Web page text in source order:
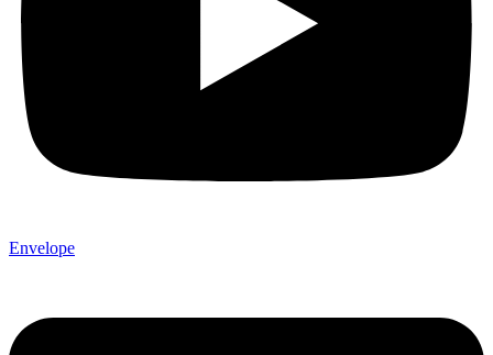
Envelope